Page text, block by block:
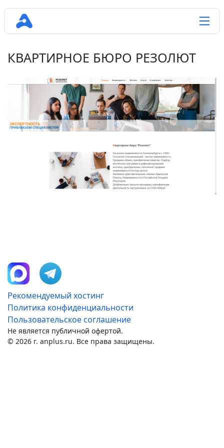
КВАРТИРНОЕ БЮРО РЕЗОЛЮТ
Рекомендуемый хостинг
Политика конфиденциальности
Пользовательское соглашение
Не является публичной офертой.
© 2026 г. anplus.ru. Все права защищены.